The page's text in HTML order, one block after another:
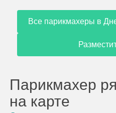
Все парикмахеры в
Парикмахер
на карте